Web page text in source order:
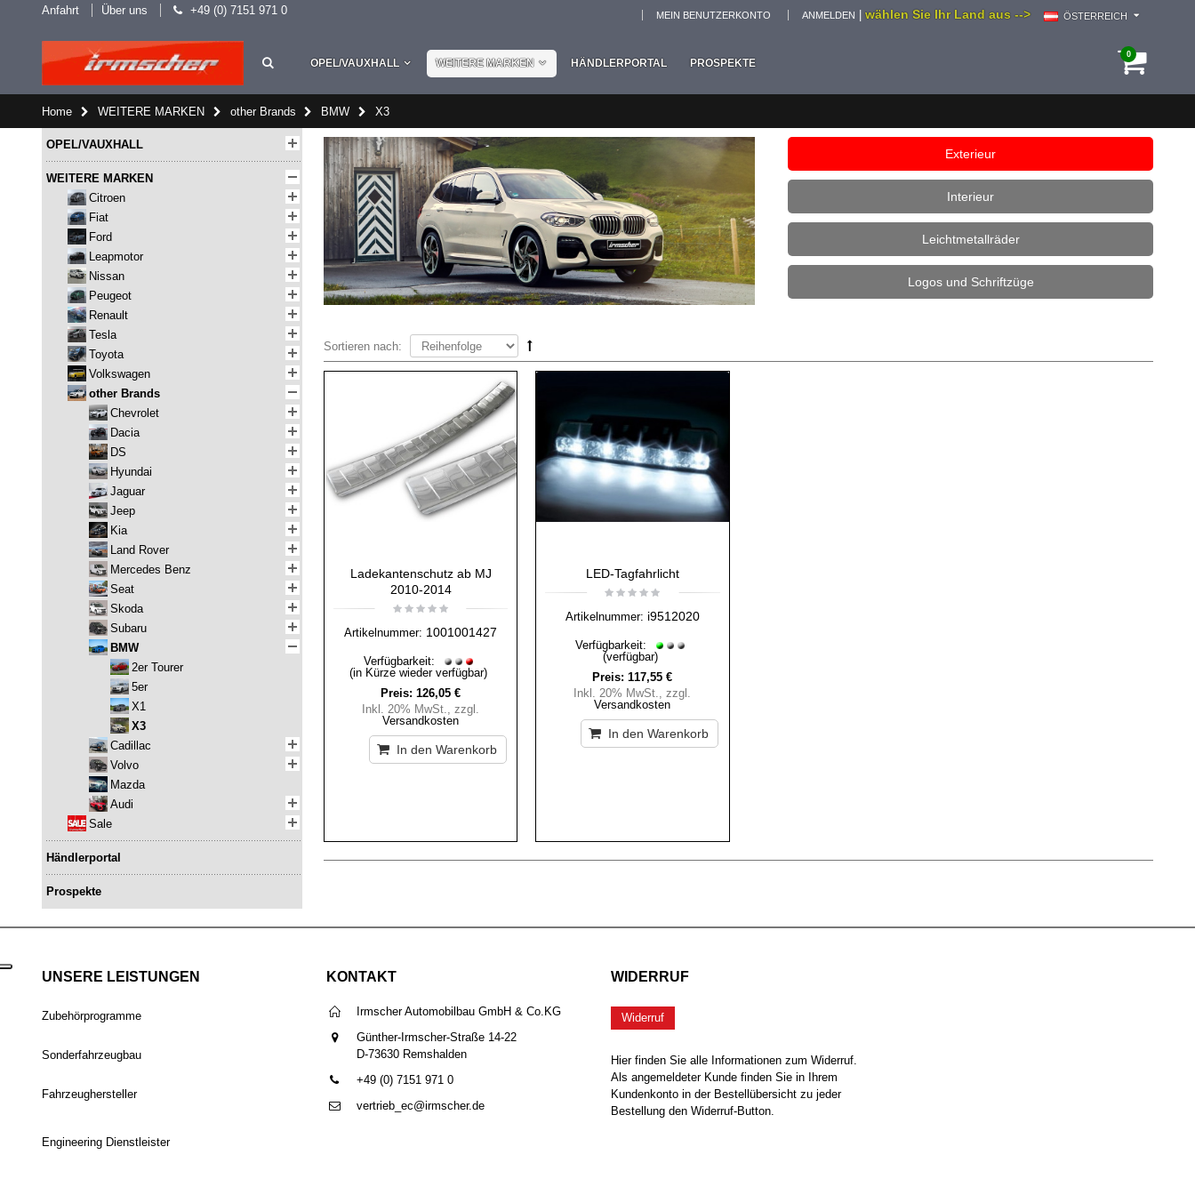
Anfahrt Über uns +49 (0) 7151 971 0 wählen Sie Ihr Land aus --> ÖSTERREICH
MEIN BENUTZERKONTO ANMELDEN
0
OPEL/VAUXHALL WEITERE MARKEN HÄNDLERPORTAL PROSPEKTE
Home WEITERE MARKEN other Brands BMW X3
Exterieur
Interieur
Leichtmetallräder
Logos und Schriftzüge
Sortieren nach:
Ladekantenschutz ab MJ
2010-2014
Artikelnummer: 1001001427
Verfügbarkeit:
(in Kürze wieder verfügbar)
Preis: 126,05 €
Inkl. 20% MwSt.,zzgl.
Versandkosten
In den Warenkorb
LED-Tagfahrlicht
Artikelnummer: i9512020
Verfügbarkeit:
(verfügbar)
Preis: 117,55 €
Inkl. 20% MwSt.,zzgl.
Versandkosten
In den Warenkorb
OPEL/VAUXHALL
WEITERE MARKEN
Citroen
Fiat
Ford
Leapmotor
Nissan
Peugeot
Renault
Tesla
Toyota
Volkswagen
other Brands
Chevrolet
Dacia
DS
Hyundai
Jaguar
Jeep
Kia
Land Rover
Mercedes Benz
Seat
Skoda
Subaru
BMW
2er Tourer
5er
X1
X3
Cadillac
Volvo
Mazda
Audi
Sale
Händlerportal
Prospekte
UNSERE LEISTUNGEN
Zubehörprogramme
Sonderfahrzeugbau
Fahrzeughersteller
Engineering Dienstleister
KONTAKT
Irmscher Automobilbau GmbH & Co.KG
Günther-Irmscher-Straße 14-22
D-73630 Remshalden
+49 (0) 7151 971 0
vertrieb_ec@irmscher.de
WIDERRUF
Widerruf
Hier finden Sie alle Informationen zum Widerruf.
Als angemeldeter Kunde finden Sie in Ihrem
Kundenkonto in der Bestellübersicht zu jeder
Bestellung den Widerruf-Button.